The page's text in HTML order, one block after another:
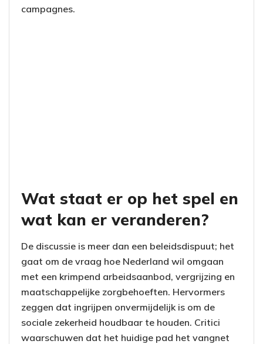
campagnes.
Wat staat er op het spel en
wat kan er veranderen?
De discussie is meer dan een beleidsdispuut; het
gaat om de vraag hoe Nederland wil omgaan
met een krimpend arbeidsaanbod, vergrijzing en
maatschappelijke zorgbehoeften. Hervormers
zeggen dat ingrijpen onvermijdelijk is om de
sociale zekerheid houdbaar te houden. Critici
waarschuwen dat het huidige pad het vangnet